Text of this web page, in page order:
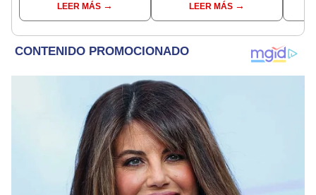
signo y entérate si te
espera un día
LEER MÁS
reforestar el ecosistema
de forma natural
LEER MÁS